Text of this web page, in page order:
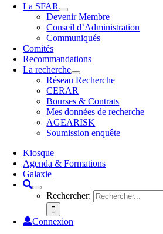
La SFAR
Devenir Membre
Conseil d’Administration
Communiqués
Comités
Recommandations
La recherche
Réseau Recherche
CERAR
Bourses & Contrats
Mes données de recherche
AGEARISK
Soumission enquête
Kiosque
Agenda & Formations
Galaxie
Rechercher:
Connexion